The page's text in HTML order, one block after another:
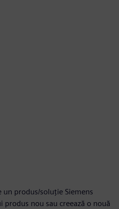
un produs/soluție Siemens
produs nou sau creează o nouă